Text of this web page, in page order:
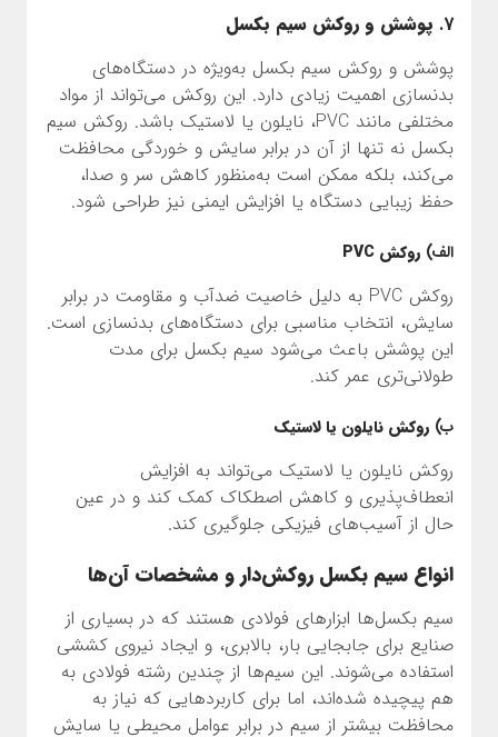
7. پوشش و روکش سیم بکسل
پوشش و روکش سیم بکسل به‌ویژه در دستگاه‌های
بدنسازی اهمیت زیادی دارد. این روکش می‌تواند از مواد
مختلفی مانند PVC، نایلون یا لاستیک باشد. روکش سیم
بکسل نه تنها از آن در برابر سایش و خوردگی محافظت
می‌کند، بلکه ممکن است به‌منظور کاهش سر و صدا،
حفظ زیبایی دستگاه یا افزایش ایمنی نیز طراحی شود.
الف) روکش PVC
روکش PVC به دلیل خاصیت ضدآب و مقاومت در برابر
سایش، انتخاب مناسبی برای دستگاه‌های بدنسازی است.
این پوشش باعث می‌شود سیم بکسل برای مدت
طولانی‌تری عمر کند.
ب) روکش نایلون یا لاستیک
روکش نایلون یا لاستیک می‌تواند به افزایش
انعطاف‌پذیری و کاهش اصطکاک کمک کند و در عین
حال از آسیب‌های فیزیکی جلوگیری کند.
انواع سیم بکسل روکش‌دار و مشخصات آن‌ها
سیم بکسل‌ها ابزارهای فولادی هستند که در بسیاری از
صنایع برای جابجایی بار، بالابری، و ایجاد نیروی کششی
استفاده می‌شوند. این سیم‌ها از چندین رشته فولادی به
هم پیچیده شده‌اند، اما برای کاربردهایی که نیاز به
محافظت بیشتر از سیم در برابر عوامل محیطی یا سایش